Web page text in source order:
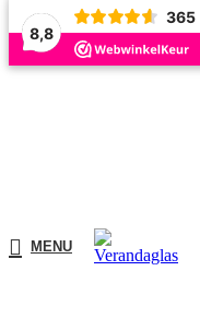
8,8
365
BESTE KWALITEIT, SERVICE
MENU